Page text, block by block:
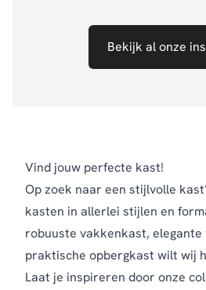
Bekijk al onze
Vind jouw perfecte kast!
Op zoek naar een stijlvolle
kasten in allerlei stijlen en
robuuste vakkenkast,
praktische opbergkast wilt wij
Laat je inspireren door onze